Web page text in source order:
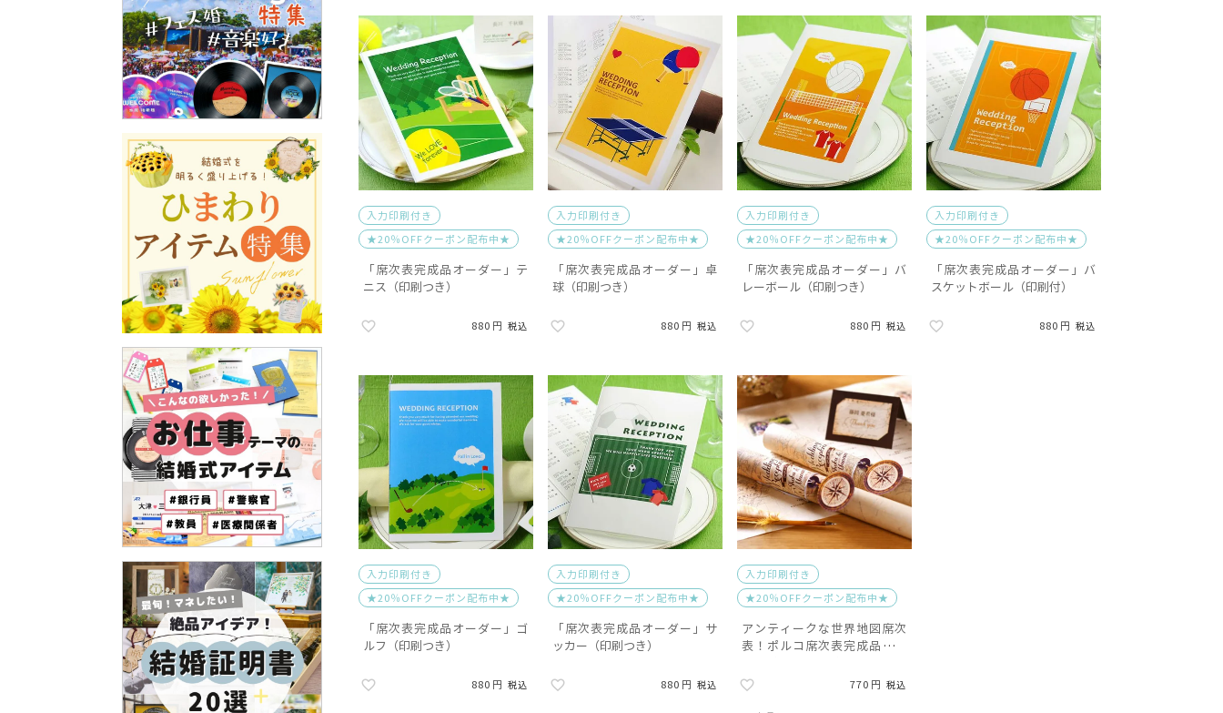
入力印刷付き
★20％OFFクーポン配布中★
「席次表完成品オーダー」テ
ニス（印刷つき）
880 税込
入力印刷付き
★20％OFFクーポン配布中★
「席次表完成品オーダー」卓
球（印刷つき）
880 税込
入力印刷付き
★20％OFFクーポン配布中★
「席次表完成品オーダー」バ
レーボール（印刷つき）
880 税込
入力印刷付き
★20％OFFクーポン配布中★
「席次表完成品オーダー」バ
スケットボール（印刷付）
880 税込
入力印刷付き
★20％OFFクーポン配布中★
「席次表完成品オーダー」ゴ
ルフ（印刷つき）
880 税込
入力印刷付き
★20％OFFクーポン配布中★
「席次表完成品オーダー」サ
ッカー（印刷つき）
880 税込
入力印刷付き
★20％OFFクーポン配布中★
アンティークな世界地図席次
表！ポルコ席次表完成品オー
770 税込